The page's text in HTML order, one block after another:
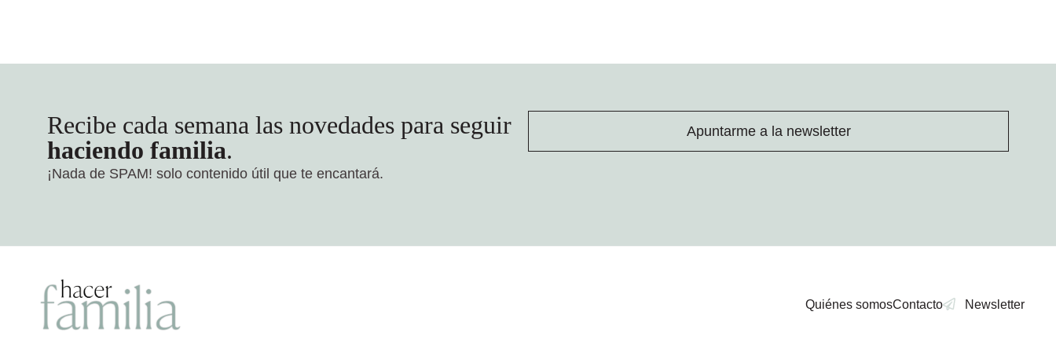
Recibe cada semana las novedades para seguir
haciendo familia.
¡Nada de SPAM! solo contenido útil que te encantará.
Apuntarme a la newsletter
Quiénes somosContacto Newsletter